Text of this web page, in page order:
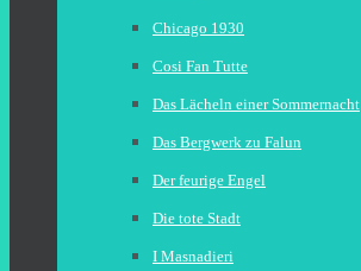
Chicago 1930
Cosi Fan Tutte
Das Lächeln einer Sommernacht
Das Bergwerk zu Falun
Der feurige Engel
Die tote Stadt
I Masnadieri